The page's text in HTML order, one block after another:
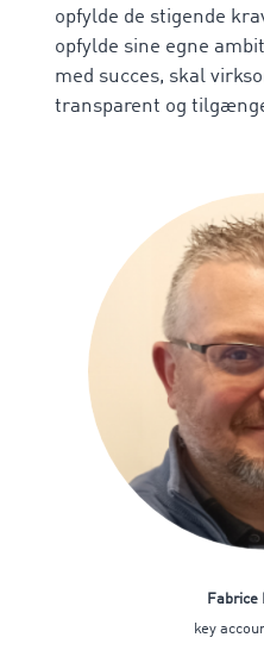
opfylde de stigende
opfylde sine egne
med succes, skal
transparent og
Fabrice
key